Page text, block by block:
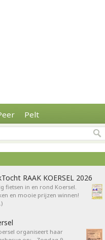
Pelt
RAAK KOERSEL 2026
fietsen in en rond Koersel.
en mooie prijzen winnen!
organiseert haar